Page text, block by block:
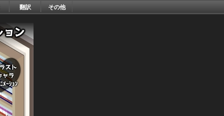
翻訳 その他